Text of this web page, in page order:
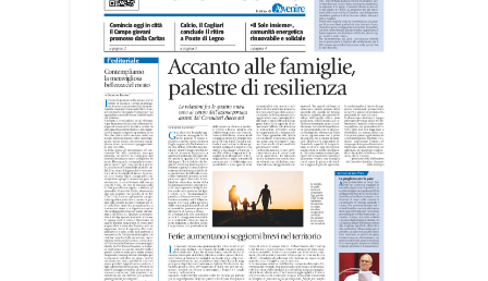
opere di tre artisti: Mario Biancacci,
presidente di Promo Vogue, Rosetta
Murru e Rita Caredda.
«L’idea nasce dall’esigenza di
valorizzare il rapporto tra Cagliari e il
mare – ha spiegato Biancacci –. Anche
se la candidatura per quest’anno è stata
assegnata a un’altra città, questo
percorso rappresenta un’importante
occasione di crescita. Cagliari ha tutte le